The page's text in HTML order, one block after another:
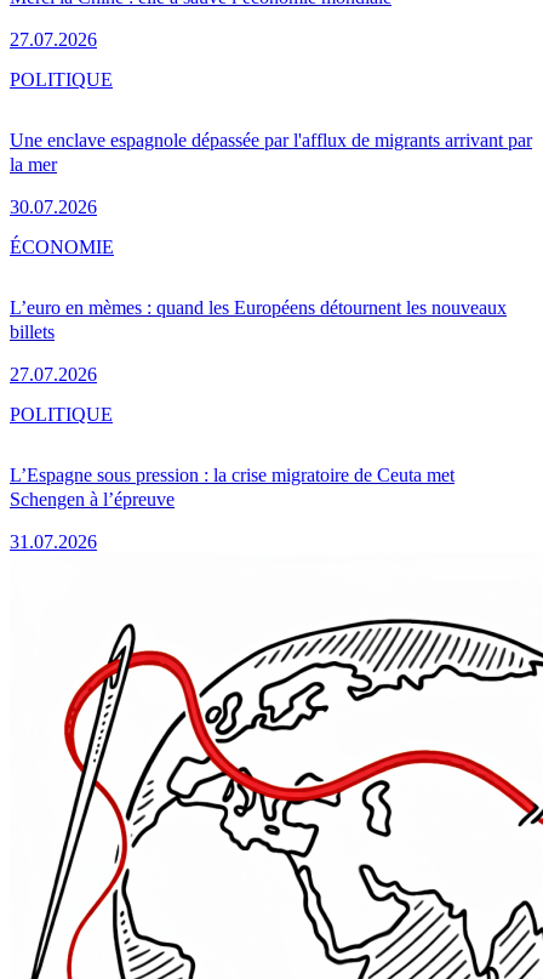
27.07.2026
Une enclave espagnole dépassée par l'afflux de migrants arrivant par
la mer
30.07.2026
POLITIQUE
L’euro en mèmes : quand les Européens détournent les nouveaux
billets
27.07.2026
ÉCONOMIE
L’Espagne sous pression : la crise migratoire de Ceuta met
Schengen à l’épreuve
31.07.2026
POLITIQUE